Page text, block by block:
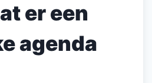
er een
agenda